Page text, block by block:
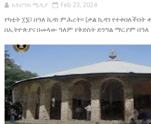
አትሮንስ ሚዲያ Feb 23, 2024
የካቲት ፲፮፤ በዓለ ኪዳነ ምሕረት፡፡ (ቃል ኪዳን የተቀበለችበት
በኢትዮጵያና በመላው ዓለም የቅድስት ድንግል ማርያም በዓለ